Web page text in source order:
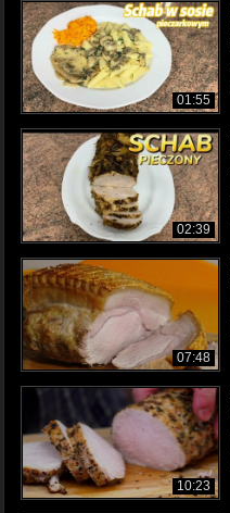
01:55
02:39
07:48
10:23